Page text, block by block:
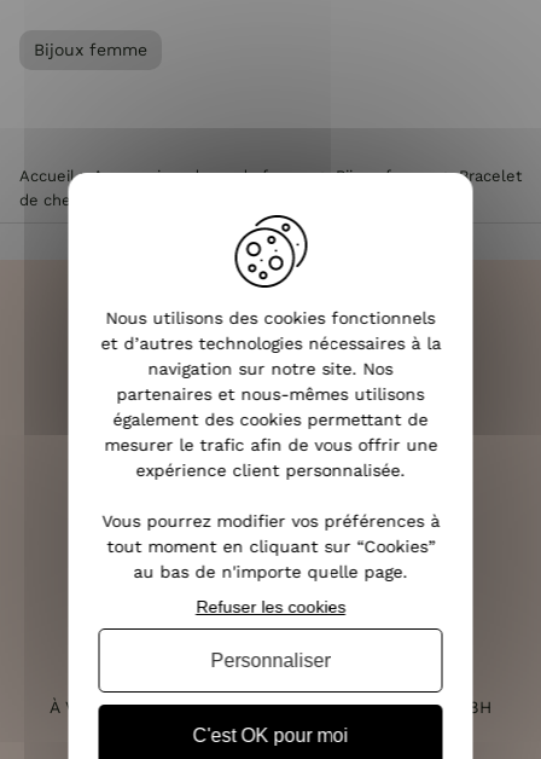
Bijoux femme
Accueil >Accessoires de mode femme >Bijoux femme >Bracelet
de cheville ananas acier cuivré
LIVRAISON RAPIDE
OFFERTE DÈS 70€
RETOURS SOUS 14 JOURS
(VOIR LES CONDITIONS)
À VOTRE ÉCOUTE DU LUNDI AU SAMEDI DE 10H À 18H
Nous utilisons des cookies fonctionnels
et d’autres technologies nécessaires à la
navigation sur notre site. Nos
partenaires et nous-mêmes utilisons
également des cookies permettant de
mesurer le trafic afin de vous offrir une
expérience client personnalisée.
Vous pourrez modifier vos préférences à
tout moment en cliquant sur “Cookies”
au bas de n'importe quelle page.
C'est OK pour moi
Refuser les cookies
Personnaliser